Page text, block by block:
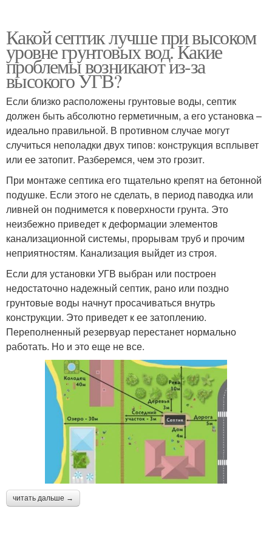
Какой септик лучше при высоком
уровне грунтовых вод. Какие
проблемы возникают из-за
высокого УГВ?
Если близко расположены грунтовые воды, септик
должен быть абсолютно герметичным, а его установка –
идеально правильной. В противном случае могут
случиться неполадки двух типов: конструкция всплывет
или ее затопит. Разберемся, чем это грозит.
При монтаже септика его тщательно крепят на бетонной
подушке. Если этого не сделать, в период паводка или
ливней он поднимется к поверхности грунта. Это
неизбежно приведет к деформации элементов
канализационной системы, прорывам труб и прочим
неприятностям. Канализация выйдет из строя.
Если для установки УГВ выбран или построен
недостаточно надежный септик, рано или поздно
грунтовые воды начнут просачиваться внутрь
конструкции. Это приведет к ее затоплению.
Переполненный резервуар перестанет нормально
работать. Но и это еще не все.
читать дальше →